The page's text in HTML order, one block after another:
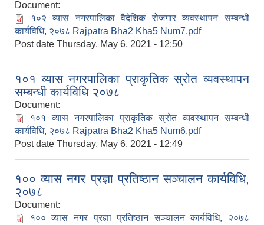
Document:
१०२ व्यास नगरपालिका वैदेशिक रोजगार व्यवस्थापन सम्बन्धी
कार्यविधि, २०७८ Rajpatra Bha2 Kha5 Num7.pdf
Post date Thursday, May 6, 2021 - 12:50
१०१ व्यास नगरपालिका प्राकृतिक स्रोत व्यवस्थापन
सम्बन्धी कार्यविधि २०७८
Document:
१०१ व्यास नगरपालिका प्राकृतिक स्रोत व्यवस्थापन सम्बन्धी
कार्यविधि, २०७८ Rajpatra Bha2 Kha5 Num6.pdf
Post date Thursday, May 6, 2021 - 12:49
१०० व्यास नगर प्रज्ञा प्रतिष्ठान सञ्चालन कार्यविधि,
२०७८
Document:
१०० व्यास नगर प्रज्ञा प्रतिष्ठान सञ्चालन कार्यविधि, २०७८